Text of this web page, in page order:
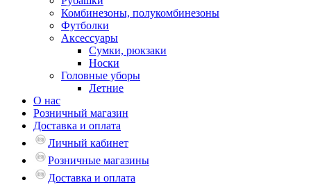
Комбинезоны, полукомбинезоны
Футболки
Аксессуары
Сумки, рюкзаки
Носки
Головные уборы
Летние
О нас
Розничный магазин
Доставка и оплата
Личный кабинет
Розничные магазины
Доставка и оплата